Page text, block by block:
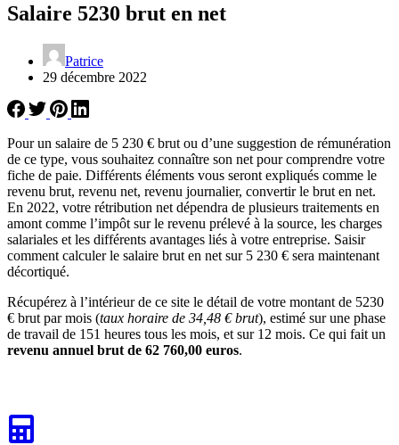
Salaire 5230 brut en net
Patrice
29 décembre 2022
Pour un salaire de 5 230 € brut ou d’une suggestion de rémunération
de ce type, vous souhaitez connaître son net pour comprendre votre
fiche de paie. Différents éléments vous seront expliqués comme le
revenu brut, revenu net, revenu journalier, convertir le brut en net.
En 2022, votre rétribution net dépendra de plusieurs traitements en
amont comme l’impôt sur le revenu prélevé à la source, les charges
salariales et les différents avantages liés à votre entreprise. Saisir
comment calculer le salaire brut en net sur 5 230 € sera maintenant
décortiqué.
Récupérez à l’intérieur de ce site le détail de votre montant de 5230
€ brut par mois (taux horaire de 34,48 € brut), estimé sur une phase
de travail de 151 heures tous les mois, et sur 12 mois. Ce qui fait un
revenu annuel brut de 62 760,00 euros.